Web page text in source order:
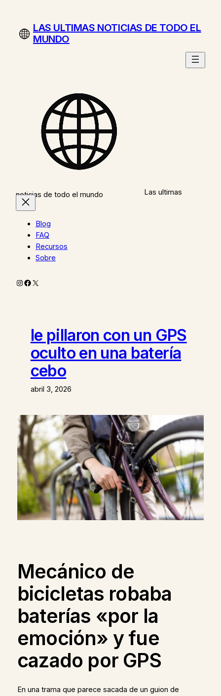
contenidoLAS ULTIMAS NOTICIAS DE TODO EL
MUNDO
Las ultimas
noticias de todo el mundo
Blog
FAQ
Recursos
Sobre
Instagram
Facebook
X
le pillaron con un GPS
oculto en una batería
cebo
abril 3, 2026
Mecánico de
bicicletas robaba
baterías «por la
emoción» y fue
cazado por GPS
En una trama que parece sacada de un guion de